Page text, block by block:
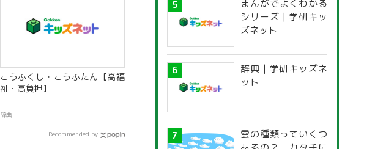
こうふくし・こうふたん【高福
祉・高負担】
辞典
Recommended by
まんがでよくわかる
シリーズ | 学研キッ
ズネット
辞典 | 学研キッズネ
ット
雲の種類っていくつ